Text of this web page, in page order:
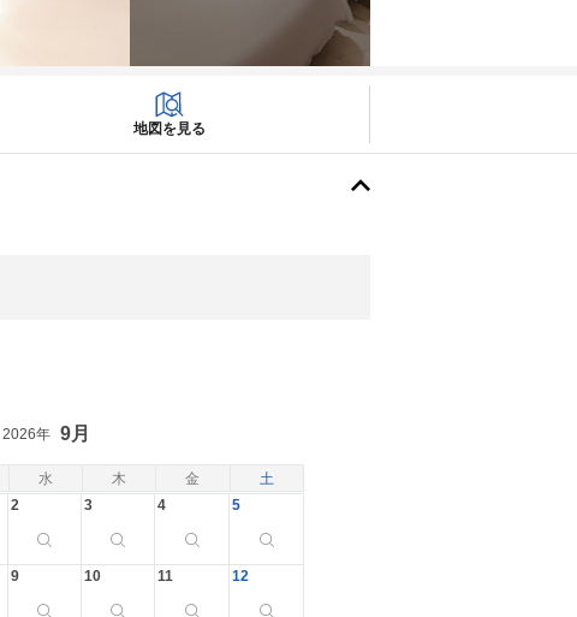
地図を見る
水 木 金 土
2026年 9月
2 3 4 5
9 10 11 12